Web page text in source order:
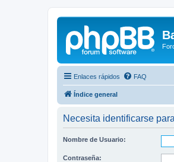
Enlaces rápidos FAQ
Índice general
Necesita identificarse
Nombre de Usuario:
Contraseña: